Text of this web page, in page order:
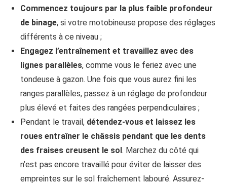
Commencez toujours par la plus faible profondeur
de binage, si votre motobineuse propose des réglages
différents à ce niveau ;
Engagez l’entraînement et travaillez avec des
lignes parallèles, comme vous le feriez avec une
tondeuse à gazon. Une fois que vous aurez fini les
ranges parallèles, passez à un réglage de profondeur
plus élevé et faites des rangées perpendiculaires ;
Pendant le travail, détendez-vous et laissez les
roues entraîner le châssis pendant que les dents
des fraises creusent le sol. Marchez du côté qui
n’est pas encore travaillé pour éviter de laisser des
empreintes sur le sol fraîchement labouré. Assurez-